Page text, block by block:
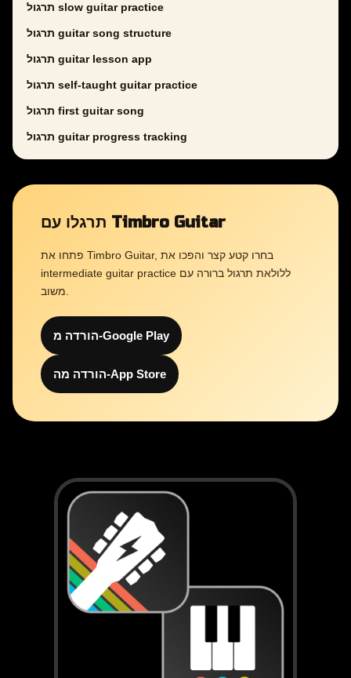
תרגול slow guitar practice
תרגול guitar song structure
תרגול guitar lesson app
תרגול self-taught guitar practice
תרגול first guitar song
תרגול guitar progress tracking
תרגלו עם Timbro Guitar
פתחו את Timbro Guitar, בחרו קטע קצר והפכו את
intermediate guitar practice ללולאת תרגול ברורה עם
הורדה מ-Google Play
הורדה מה-App Store